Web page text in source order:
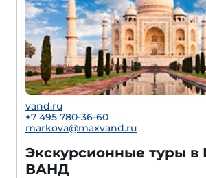
vand.ru
+7 495 780-36-60
markova@maxvand.ru
Экскурсионные туры
ВАНД